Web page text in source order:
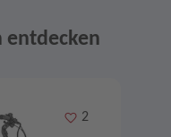
entdecken
Merken
2